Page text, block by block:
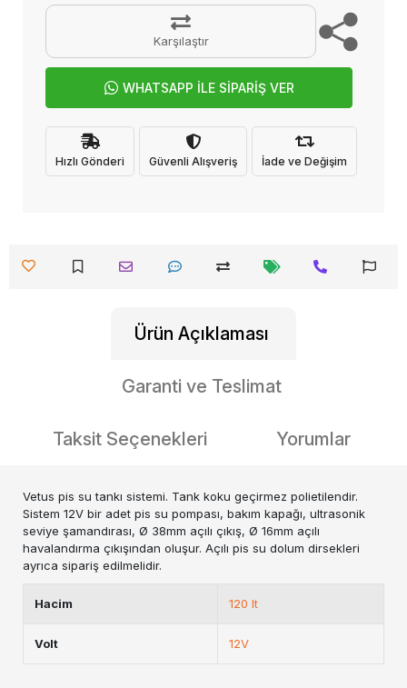
Karşılaştır
WHATSAPP İLE SİPARİŞ VER
Hızlı Gönderi Güvenli Alışveriş İade ve Değişim
Ürün Açıklaması
Garanti ve Teslimat
Taksit Seçenekleri Yorumlar
Vetus pis su tankı sistemi. Tank koku geçirmez polietilendir.
Sistem 12V bir adet pis su pompası, bakım kapağı, ultrasonik
seviye şamandırası, Ø 38mm açılı çıkış, Ø 16mm açılı
havalandırma çıkışından oluşur. Açılı pis su dolum dirsekleri
ayrıca sipariş edilmelidir.
Hacim 120 lt
Volt 12V